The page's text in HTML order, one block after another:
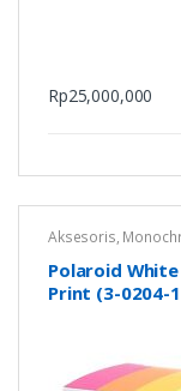
Rp25,000,000
Aksesoris,
Untuk Polaroid
Polaroid White
Print (3-0204-